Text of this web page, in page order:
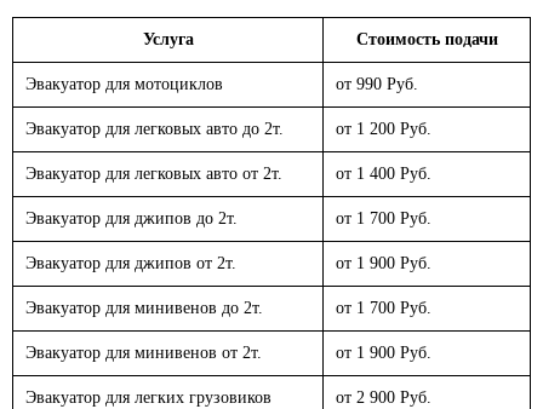
Услуга Стоимость подачи
Эвакуатор для мотоциклов от 990 Руб.
Эвакуатор для легковых авто до 2т. от 1 200 Руб.
Эвакуатор для легковых авто от 2т. от 1 400 Руб.
Эвакуатор для джипов до 2т. от 1 700 Руб.
Эвакуатор для джипов от 2т. от 1 900 Руб.
Эвакуатор для минивенов до 2т. от 1 700 Руб.
Эвакуатор для минивенов от 2т. от 1 900 Руб.
Эвакуатор для легких грузовиков от 2 900 Руб.